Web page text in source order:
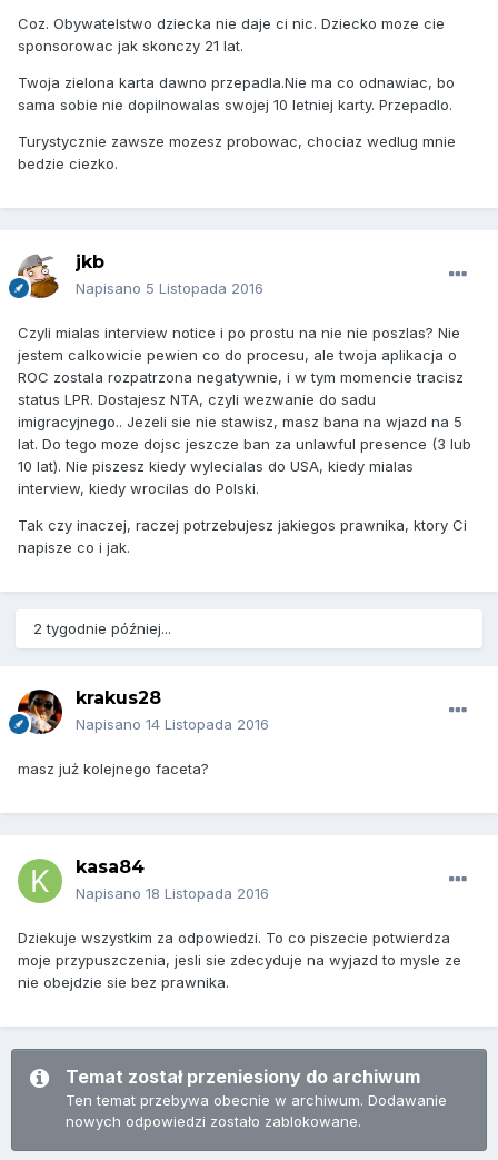
Coz. Obywatelstwo dziecka nie daje ci nic. Dziecko moze cie
sponsorowac jak skonczy 21 lat.
Twoja zielona karta dawno przepadla.Nie ma co odnawiac, bo
sama sobie nie dopilnowalas swojej 10 letniej karty. Przepadlo.
Turystycznie zawsze mozesz probowac, chociaz wedlug mnie
bedzie ciezko.
jkb
Napisano 5 Listopada 2016
Czyli mialas interview notice i po prostu na nie nie poszlas? Nie
jestem calkowicie pewien co do procesu, ale twoja aplikacja o
ROC zostala rozpatrzona negatywnie, i w tym momencie tracisz
status LPR. Dostajesz NTA, czyli wezwanie do sadu
imigracyjnego.. Jezeli sie nie stawisz, masz bana na wjazd na 5
lat. Do tego moze dojsc jeszcze ban za unlawful presence (3 lub
10 lat). Nie piszesz kiedy wylecialas do USA, kiedy mialas
interview, kiedy wrocilas do Polski.
Tak czy inaczej, raczej potrzebujesz jakiegos prawnika, ktory Ci
napisze co i jak.
2 tygodnie później...
krakus28
Napisano 14 Listopada 2016
masz już kolejnego faceta?
kasa84
Napisano 18 Listopada 2016
Dziekuje wszystkim za odpowiedzi. To co piszecie potwierdza
moje przypuszczenia, jesli sie zdecyduje na wyjazd to mysle ze
nie obejdzie sie bez prawnika.
Temat został przeniesiony do archiwum
Ten temat przebywa obecnie w archiwum. Dodawanie
nowych odpowiedzi zostało zablokowane.